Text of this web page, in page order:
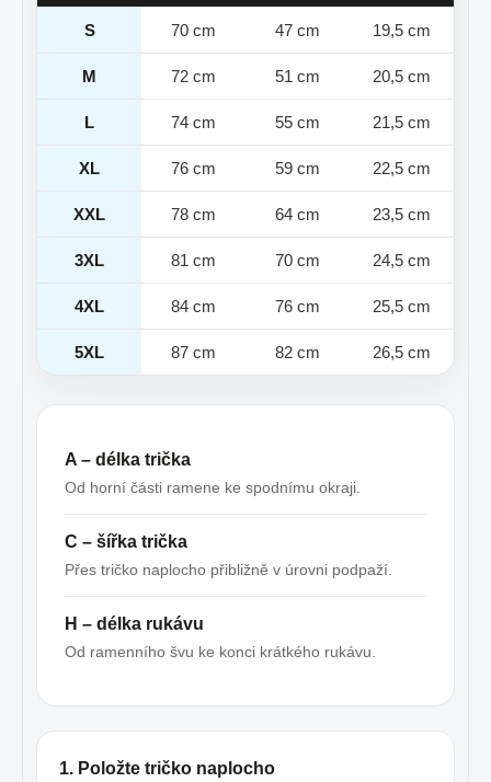
S 70 cm 47 cm 19,5 cm
M 72 cm 51 cm 20,5 cm
L 74 cm 55 cm 21,5 cm
XL 76 cm 59 cm 22,5 cm
XXL 78 cm 64 cm 23,5 cm
3XL 81 cm 70 cm 24,5 cm
4XL 84 cm 76 cm 25,5 cm
5XL 87 cm 82 cm 26,5 cm
A – délka trička
Od horní části ramene ke spodnímu okraji.
C – šířka trička
Přes tričko naplocho přibližně v úrovni podpaží.
H – délka rukávu
Od ramenního švu ke konci krátkého rukávu.
1. Položte tričko naplocho